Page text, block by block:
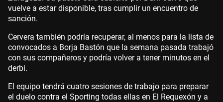
vuelve a estar disponible, tras cumplir un encuentro de
sanción.
Cervera también podría recuperar, al menos para la lista de
convocados a Borja Bastón que la semana pasada trabajó
con sus compañeros y podría volver a tener minutos en el
derbi.
El equipo tendrá cuatro sesiones de trabajo para preparar
el duelo contra el Sporting todas ellas en El Requexón y a